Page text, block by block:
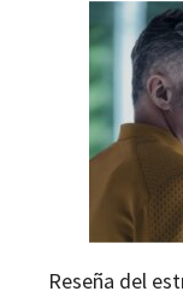
Reseña del